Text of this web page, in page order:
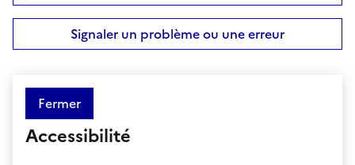
Signaler un problème ou une erreur
Fermer
Accessibilité